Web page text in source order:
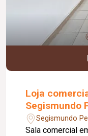
Loja
Segismundo
Segismundo
Sala comercial